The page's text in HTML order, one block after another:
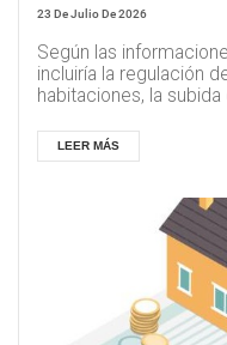
23 De Julio De 2026
Según las
incluiría la regulación
habitaciones, la subida
LEER MÁS